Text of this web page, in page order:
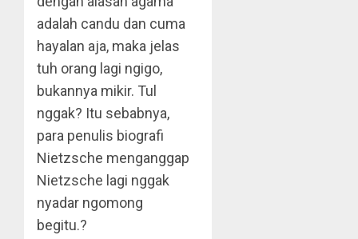
adalah candu dan cuma
hayalan aja, maka jelas
tuh orang lagi ngigo,
bukannya mikir. Tul
nggak? Itu sebabnya,
para penulis biografi
Nietzsche menganggap
Nietzsche lagi nggak
nyadar ngomong
begitu.?